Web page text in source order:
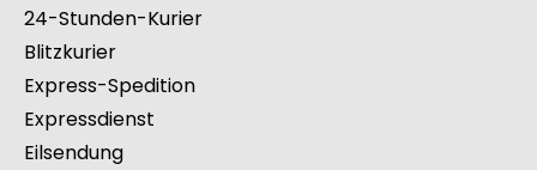
24-Stunden-Kurier
Blitzkurier
Express-Spedition
Expressdienst
Eilsendung